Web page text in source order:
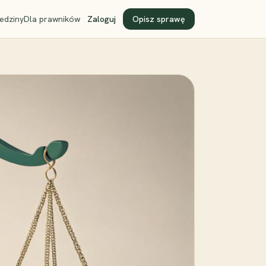
Dla prawników Zaloguj Opisz sprawę